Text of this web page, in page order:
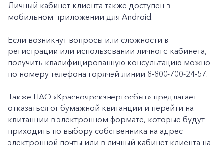
+7-800-700-24-57
Корпоративным клиентам
Личный кабинет клиента также доступен в
мобильном приложении для Android.
Если возникнут вопросы или сложности в
регистрации или использовании личного кабинета,
получить квалифицированную консультацию можно
по номеру телефона горячей линии 8-800-700-24-57.
Также ПАО «Красноярскэнергосбыт» предлагает
отказаться от бумажной квитанции и перейти на
квитанции в электронном формате, которые будут
приходить по выбору собственника на адрес
электронной почты или в личный кабинет клиента на